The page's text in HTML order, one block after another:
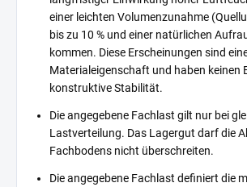
einer leichten Volumenzunahme
bis zu 10 % und einer natürlichen
kommen. Diese Erscheinungen sind
Materialeigenschaft und haben keinen
konstruktive Stabilität.
Die angegebene Fachlast gilt nur bei
Lastverteilung. Das Lagergut darf die
Fachbodens nicht überschreiten.
Die angegebene Fachlast definiert die